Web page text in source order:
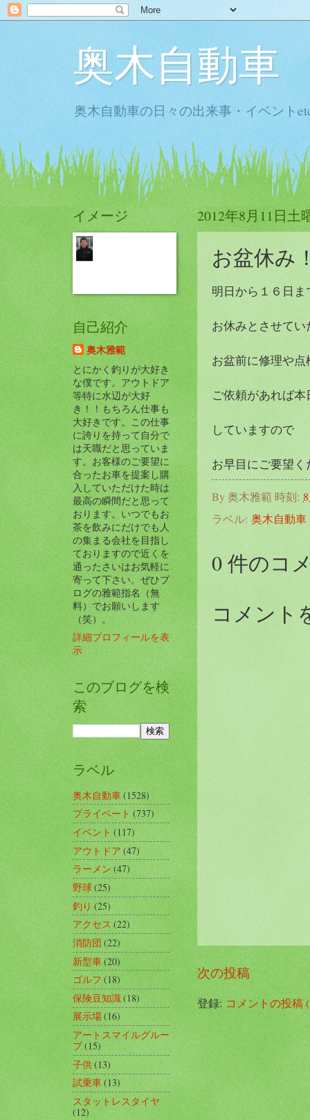
奥木自動車
奥木自動車の日々の出来事・イベント
2012年8月11日土
お盆休み
明日から１６日ま
お休みとさせて
お盆前に修理や点
ご依頼があれば
していますので
お早目にご要望
By奥木雅範 時刻:
ラベル: 奥木自動車
0 件のコ
コメント
次の投稿
登録:コメントの投稿
イメージ
自己紹介
奥木雅範
とにかく釣りが大好き
な僕です。アウトドア
等特に水辺が大好
き！！もちろん仕事も
大好きです。この仕事
に誇りを持って自分で
は天職だと思っていま
す。お客様のご要望に
合ったお車を提案し購
入していただけた時は
最高の瞬間だと思って
おります。いつでもお
茶を飲みにだけでも人
の集まる会社を目指し
ておりますので近くを
通ったさいはお気軽に
寄って下さい。ぜひブ
ログの雅範指名（無
料）でお願いします
（笑）。
詳細プロフィールを表
示
このブログを検
索
ラベル
奥木自動車(1528)
プライベート(737)
イベント(117)
アウトドア(47)
ラーメン(47)
野球(25)
釣り(25)
アクセス(22)
消防団(22)
新型車(20)
ゴルフ(18)
保険豆知識(18)
展示場(16)
アートスマイルグルー
プ(15)
子供(13)
試乗車(13)
スタットレスタイヤ
(12)